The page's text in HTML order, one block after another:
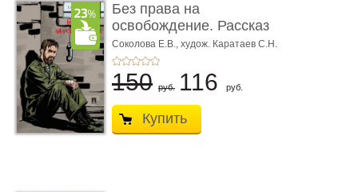
Без права на
освобождение. Рассказ
Соколова Е.В., худож. Каратаев С.Н.
150 руб. 116 руб.
Купить